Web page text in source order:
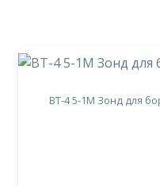
BT-4 5-1М Зонд для